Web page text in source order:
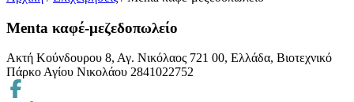
Menta καφέ-μεζεδοπωλείο
Ακτή Κούνδουρου 8, Αγ. Νικόλαος 721 00, Ελλάδα, Βιοτεχνικό
Πάρκο Αγίου Νικολάου 2841022752